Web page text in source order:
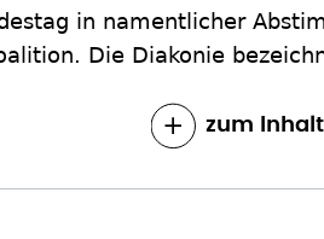
in namentlicher
Die Diakonie
zum Inhalt